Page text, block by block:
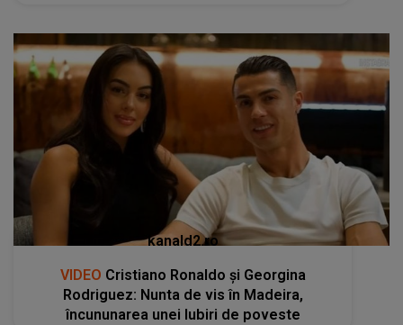
kanald2.ro
VIDEO Cristiano Ronaldo și Georgina
Rodriguez: Nunta de vis în Madeira,
încununarea unei Iubiri de poveste